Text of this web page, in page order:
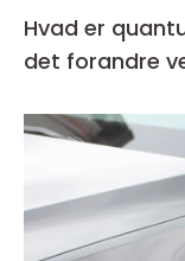
Hvad er
det forandre